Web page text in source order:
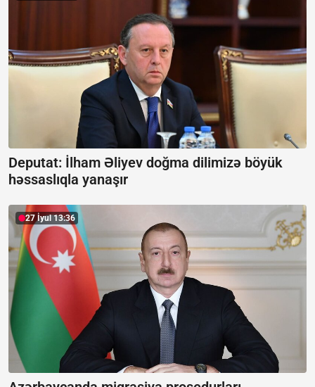
Deputat: İlham Əliyev doğma dilimizə böyük
həssaslıqla yanaşır
27 İyul 13:36